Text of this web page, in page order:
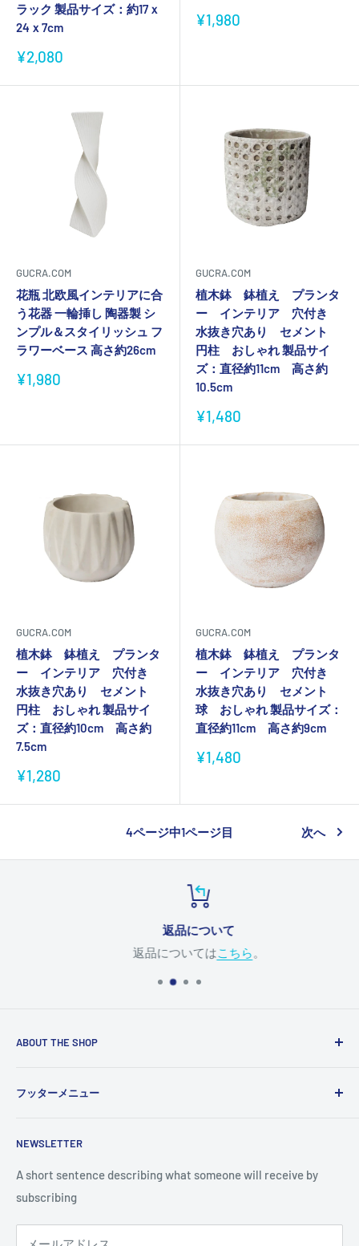
ラック 製品サイズ：約17ｘ
24ｘ7cm
販
価
¥2,080
販
¥1,980
GUCRA.COM
花瓶 北欧風インテリアに合
う花器 一輪挿し 陶器製 シ
ンプル＆スタイリッシュ フ
ラワーベース 高さ約26cm
販
¥1,980
GUCRA.COM
植木鉢 鉢植え プランタ
ー インテリア 穴付き
水抜き穴あり セメント
円柱 おしゃれ 製品サイ
ズ：直径約11cm 高さ約
10.5cm
販
価
¥1,480
GUCRA.COM
植木鉢 鉢植え プランタ
ー インテリア 穴付き
水抜き穴あり セメント
円柱 おしゃれ 製品サイ
ズ：直径約10cm 高さ約
7.5cm
販
価
¥1,280
GUCRA.COM
植木鉢 鉢植え プランタ
ー インテリア 穴付き
水抜き穴あり セメント
球 おしゃれ 製品サイズ：
直径約11cm 高さ約9cm
販
格
¥1,480
4ページ中1ページ目 次へ
返品について
返品についてはこちら。
ABOUT THE SHOP
and vision. You can change it in the theme settings.
フッターメニュー
NEWSLETTER
A short sentence describing what someone will receive by
subscribing